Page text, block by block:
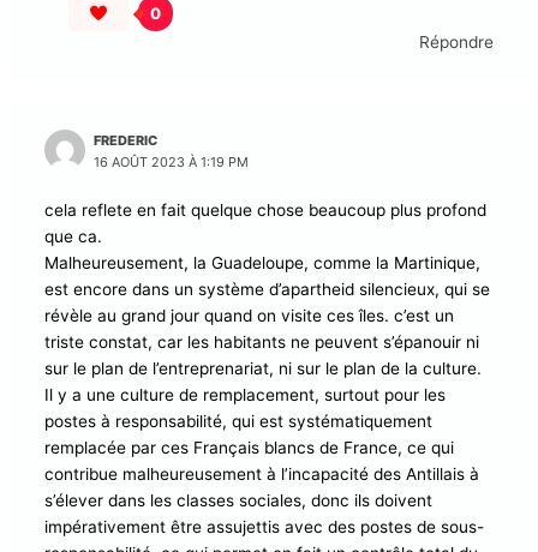
en France dans une librairie dite de musique ancienne…
FREDERIC
16 AOÛT 2023 À 1:19 PM
cela reflete en fait quelque chose beaucoup plus
profond que ca.
Malheureusement, la Guadeloupe, comme la
Martinique, est encore dans un système d’apartheid
silencieux, qui se révèle au grand jour quand on visite
ces îles. c’est un triste constat, car les habitants ne
peuvent s’épanouir ni sur le plan de l’entreprenariat, ni
sur le plan de la culture. Il y a une culture de
remplacement, surtout pour les postes à responsabilité,
qui est systématiquement remplacée par ces Français